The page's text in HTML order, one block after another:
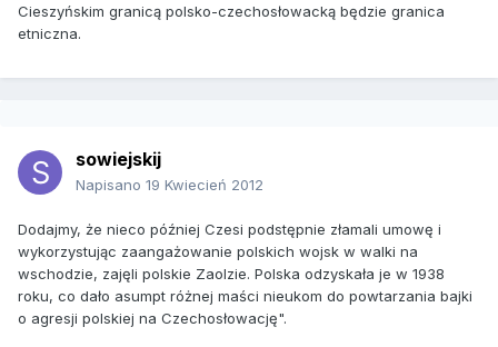
Cieszyńskim granicą polsko-czechosłowacką będzie granica
etniczna.
sowiejskij
Napisano 19 Kwiecień 2012
Dodajmy, że nieco później Czesi podstępnie złamali umowę i
wykorzystując zaangażowanie polskich wojsk w walki na
wschodzie, zajęli polskie Zaolzie. Polska odzyskała je w 1938
roku, co dało asumpt różnej maści nieukom do powtarzania bajki
o agresji polskiej na Czechosłowację".